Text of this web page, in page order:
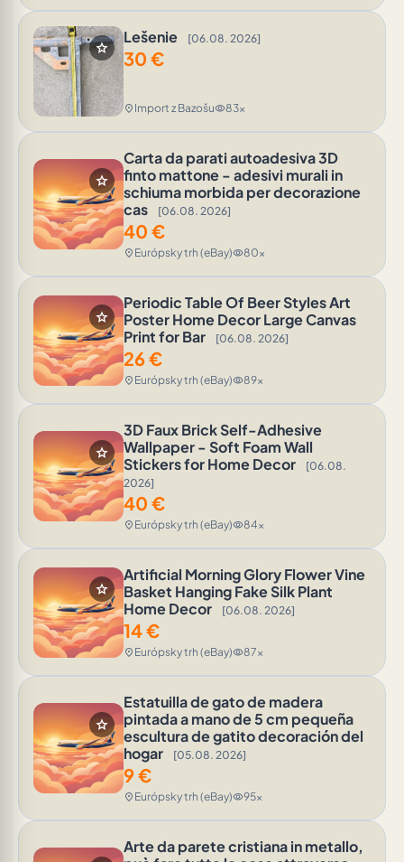
star
Lešenie [06.08. 2026]
30 €
location_on Import z Bazošuvisibility83x
star
Carta da parati autoadesiva 3D
finto mattone - adesivi murali in
schiuma morbida per decorazione
cas
[06.08. 2026]
40 €
location_on Európsky trh (eBay)visibility80x
star
Periodic Table Of Beer Styles Art
Poster Home Decor Large Canvas
Print for Bar
[06.08. 2026]
26€
location_on Európsky trh (eBay)visibility89x
star
3D Faux Brick Self-Adhesive
Wallpaper - Soft Foam Wall
Stickers for Home Decor
[06.08.
2026]
40 €
location_on Európsky trh (eBay)visibility84x
star
Artificial Morning Glory Flower Vine
Basket Hanging Fake Silk Plant
Home Decor
[06.08. 2026]
14€
location_on Európsky trh (eBay)visibility87x
star
Estatuilla de gato de madera
pintada a mano de 5 cm pequeña
escultura de gatito decoración del
hogar
[05.08. 2026]
9€
location_on Európsky trh (eBay)visibility95x
Arte da parete cristiana in metallo,